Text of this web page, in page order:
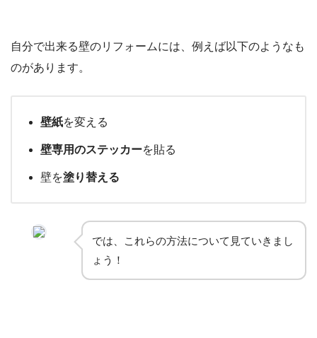
自分で出来る壁のリフォームには、例えば以下のようなも
のがあります。
壁紙を変える
壁専用のステッカーを貼る
壁を塗り替える
では、これらの方法について見ていきまし
ょう！